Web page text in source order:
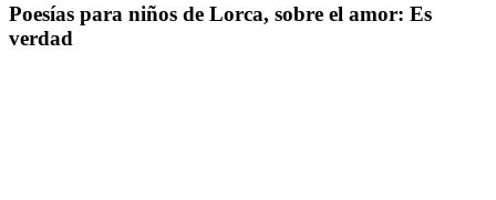
Poesías para niños de Lorca, sobre el amor: Es
verdad